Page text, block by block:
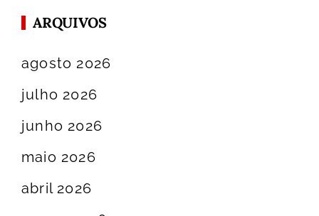
ARQUIVOS
agosto 2026
julho 2026
junho 2026
maio 2026
abril 2026